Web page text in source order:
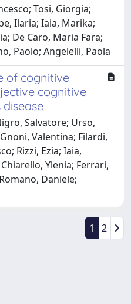
Tosi, Giorgia;
Ilaria; Iaia, Marika;
De Caro, Maria Fara;
Paolo; Angelelli, Paola
of cognitive
cognitive
Salvatore; Urso,
Valentina; Filardi,
Rizzi, Ezia; Iaia,
Ylenia; Ferrari,
Daniele;
1 2